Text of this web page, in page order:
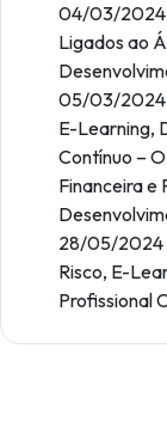
04/03/2024
Ligados ao
05/03/2024
E-Learning,
Contínuo –
Financeira e
28/05/2024
Risco, E-
Profissional